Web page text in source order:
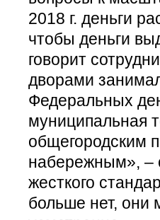
2018 г. деньги
чтобы деньги
говорит
дворами
Федеральных
муниципальная
общегородским
набережным», –
жесткого
больше нет, они